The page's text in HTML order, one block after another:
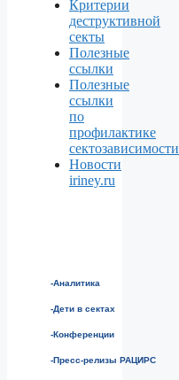
Критерии
деструктивной
секты
Полезные
ссылки
Полезные
ссылки
по
профилактике
сектозависимости
Новости
iriney.ru
-Аналитика
-Дети в сектах
-Конференции
-Пресс-релизы РАЦИРС